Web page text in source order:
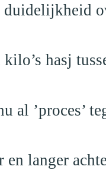
duidelijkheid
hasj
al ’proces’
langer